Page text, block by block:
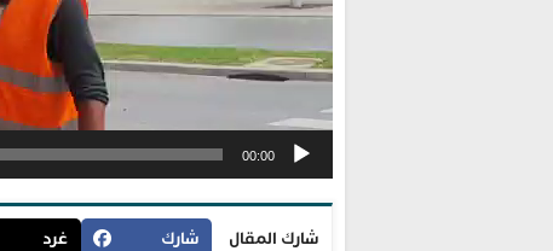
00:00
شارك المقال شارك غرد